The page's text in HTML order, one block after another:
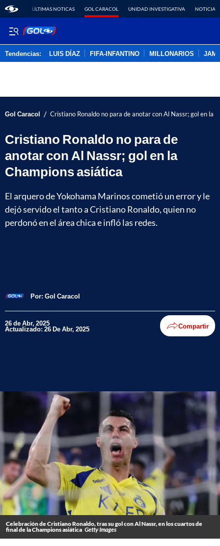
ÚLTIMAS NOTICAS GOL CARACOL UNIDAD INVESTIGATIVA NOTICIAS
Tendencias: LUIS DÍAZ FIFA-INFANTINO MILLONARIOS
Gol Caracol / Cristiano Ronaldo no para de anotar con Al Nassr; gol en la
Cristiano Ronaldo no para de
anotar con Al Nassr; gol en la
Champions asiática
El arquero de Yokohama Marinos cometió un error y le
dejó servido el tanto a Cristiano Ronaldo, quien no
perdonó en el área chica e infló las redes.
Por: Gol Caracol
26 de Abr, 2025
Actualizado: 26 De Abr, 2025 Compartir
Celebración de Cristiano Ronaldo, tras su gol con Al Nassr, en los cuartos de
final de la Champions asiática Getty Images